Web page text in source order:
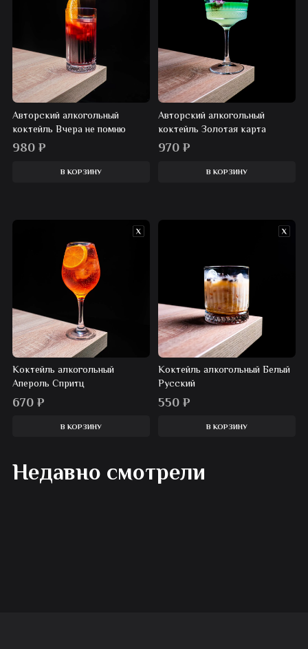
Авторский алкогольный
коктейль Вчера не помню
980 ₽
В КОРЗИНУ
Авторский алкогольный
коктейль Золотая карта
970₽
В КОРЗИНУ
Коктейль алкогольный
Апероль Спритц
670 ₽
В КОРЗИНУ
Коктейль алкогольный Белый
Русский
550₽
В КОРЗИНУ
Недавно смотрели